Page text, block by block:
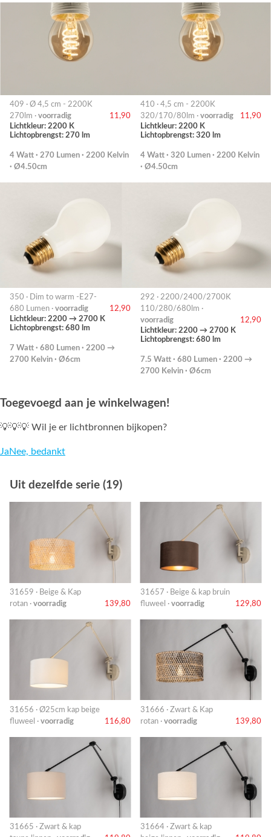
409 · Ø 4,5 cm - 2200K
270lm · voorradig
11,90
Lichtkleur: 2200 K
Lichtopbrengst: 270 lm
4 Watt · 270 Lumen · 2200 Kelvin
· Ø4.50cm
410 · 4,5 cm - 2200K
320/170/80lm · voorradig
11,90
Lichtkleur: 2200 K
Lichtopbrengst: 320 lm
4 Watt · 320 Lumen · 2200 Kelvin
· Ø4.50cm
350 · Dim to warm -E27-
680 Lumen · voorradig
12,90
Lichtkleur: 2200 → 2700 K
Lichtopbrengst: 680 lm
7 Watt · 680 Lumen · 2200 →
2700 Kelvin · Ø6cm
292 · 2200/2400/2700K
110/280/680lm ·
voorradig
12,90
Lichtkleur: 2200 → 2700 K
Lichtopbrengst: 680 lm
7.5 Watt · 680 Lumen · 2200 →
2700 Kelvin · Ø6cm
Toegevoegd aan je winkelwagen!
💡💡💡 Wil je er lichtbronnen bijkopen?
JaNee, bedankt
Uit dezelfde serie (19)
31659 · Beige & Kap
rotan · voorradig 139,80
31657 · Beige & kap bruin
fluweel · voorradig 129,80
31656 · Ø25cm kap beige
fluweel · voorradig 116,80
31666 · Zwart & Kap
rotan · voorradig 139,80
31665 · Zwart & kap
31664 · Zwart & kap